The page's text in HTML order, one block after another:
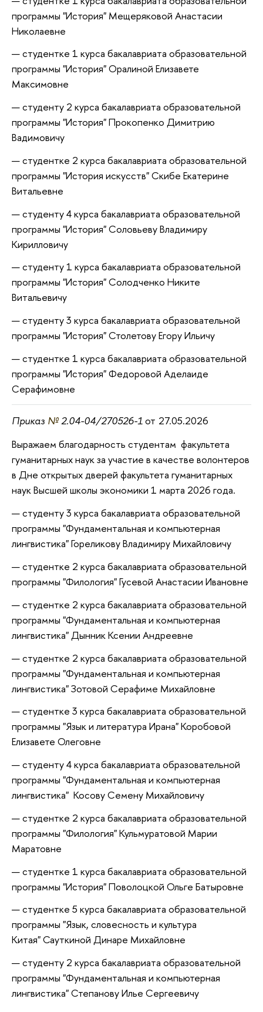
программы "История" Мещеряковой Анастасии
Николаевне
студентке 1 курса бакалавриата образовательной
программы "История" Оралиной Елизавете
Максимовне
студенту 2 курса бакалавриата образовательной
программы "История" Прокопенко Димитрию
Вадимовичу
студентке 2 курса бакалавриата образовательной
программы "История искусств" Скибе Екатерине
Витальевне
студенту 4 курса бакалавриата образовательной
программы "История" Соловьеву Владимиру
Кирилловичу
студенту 1 курса бакалавриата образовательной
программы "История" Солодченко Никите
Витальевичу
студенту 3 курса бакалавриата образовательной
программы "История" Столетову Егору Ильичу
студентке 1 курса бакалавриата образовательной
программы "История" Федоровой Аделаиде
Серафимовне
Приказ №2.04-04/270526-1от 27.05.2026
Выражаем благодарность студентам факультета
гуманитарных наук за участие в качестве волонтеров
в Дне открытых дверей факультета гуманитарных
наук Высшей школы экономики 1 марта 2026 года.
студенту 3 курса бакалавриата образовательной
программы "Фундаментальная и компьютерная
лингвистика" Гореликову Владимиру Михайловичу
студентке 2 курса бакалавриата образовательной
программы "Филология" Гусевой Анастасии Ивановне
студентке 2 курса бакалавриата образовательной
программы "Фундаментальная и компьютерная
лингвистика" Дынник Ксении Андреевне
студентке 2 курса бакалавриата образовательной
программы "Фундаментальная и компьютерная
лингвистика" Зотовой Серафиме Михайловне
студентке 3 курса бакалавриата образовательной
программы "Язык и литература Ирана" Коробовой
Елизавете Олеговне
студенту 4 курса бакалавриата образовательной
программы "Фундаментальная и компьютерная
лингвистика" Косову Семену Михайловичу
студентке 2 курса бакалавриата образовательной
программы "Филология" Кульмуратовой Марии
Маратовне
студентке 1 курса бакалавриата образовательной
программы "История" Поволоцкой Ольге Батыровне
студентке 5 курса бакалавриата образовательной
программы "Язык, словесность и культура
Китая" Сауткиной Динаре Михайловне
студенту 2 курса бакалавриата образовательной
программы "Фундаментальная и компьютерная
лингвистика" Степанову Илье Сергеевичу